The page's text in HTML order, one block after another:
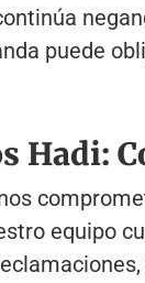
puede
Hadi:
equipo